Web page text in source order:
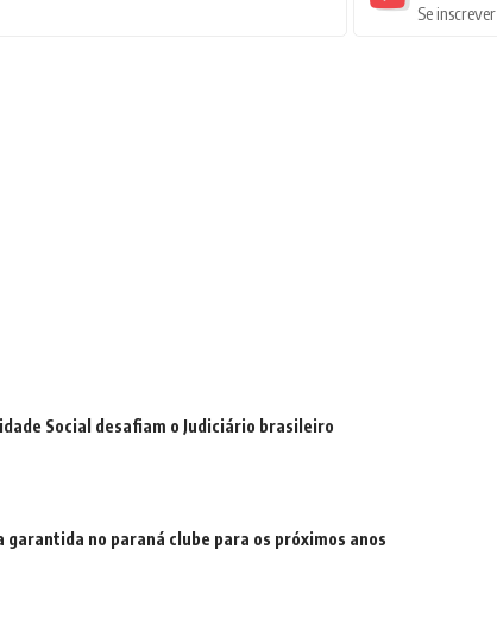
Se inscrever
Social desafiam o Judiciário brasileiro
no paraná clube para os próximos anos